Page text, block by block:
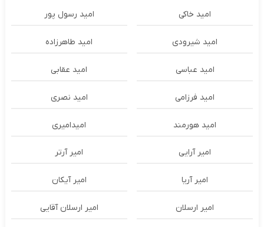
امید خاکی امید رسول پور
امید شیرودی امید طاهرزاده
امید عباسی امید عقابی
امید فرزامی امید نصری
امید هورمند امیدامیری
امیر آرایی امیر آرتر
امیر آریا امیر آیکان
امیر ارسلان امیر ارسلان آقایی